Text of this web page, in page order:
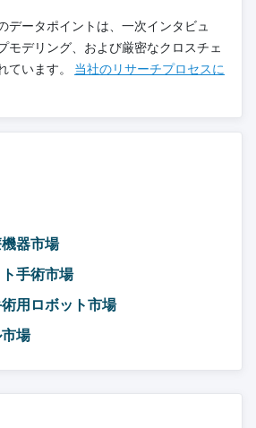
データポイントは、一次インタビュ
モデリング、および厳密なクロスチェ
ています。 当社のリサーチプロセスに
器市場
手術市場
用ロボット市場
場